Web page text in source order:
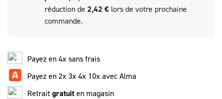
réduction de 2,42 €lors de votre prochaine
commande.
Payez en 4x sans frais
Payez en 2x 3x 4x 10x avec Alma
Retraitgratuiten magasin